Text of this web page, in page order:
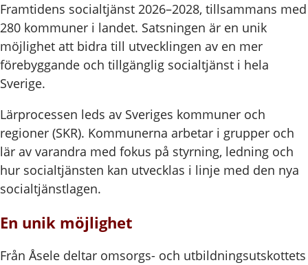
Framtidens socialtjänst 2026–2028, tillsammans med
280 kommuner i landet. Satsningen är en unik
möjlighet att bidra till utvecklingen av en mer
förebyggande och tillgänglig socialtjänst i hela
Sverige.
Lärprocessen leds av Sveriges kommuner och
regioner (SKR). Kommunerna arbetar i grupper och
lär av varandra med fokus på styrning, ledning och
hur socialtjänsten kan utvecklas i linje med den nya
socialtjänstlagen.
En unik möjlighet
Från Åsele deltar omsorgs- och utbildningsutskottets